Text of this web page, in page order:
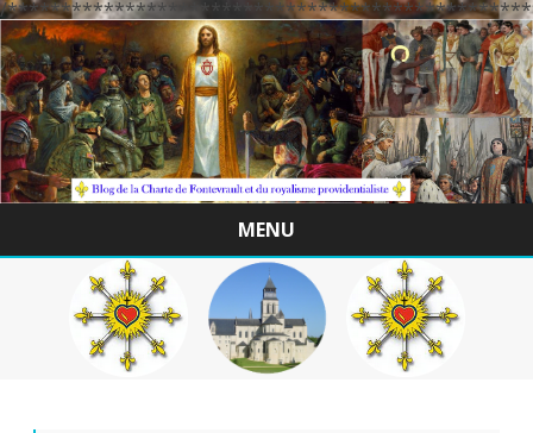
/
MENU
Skip
to
content